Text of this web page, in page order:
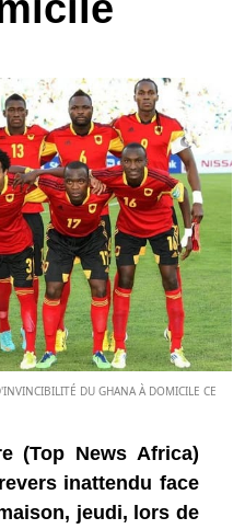
DU GHANA À DOMICILE CE
(Top News Africa)
inattendu face
jeudi, lors de